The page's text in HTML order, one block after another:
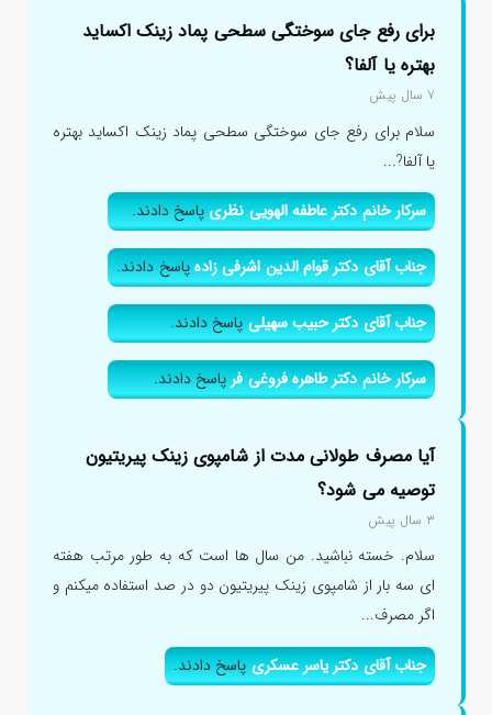
برای رفع جای سوختگی سطحی پماد زینک اکساید
بهتره یا آلفا؟
۷ سال پیش
سلام برای رفع جای سوختگی سطحی پماد زینک اکساید بهتره
یا آلفا?...
سرکار خانم دکتر عاطفه الهویی نظریپاسخ دادند.
جناب آقای دکتر قوام الدین اشرفی زادهپاسخ دادند.
جناب آقای دکتر حبیب سهیلیپاسخ دادند.
سرکار خانم دکتر طاهره فروغی فرپاسخ دادند.
آیا مصرف طولانی مدت از شامپوی زینک پیریتیون
توصیه می شود؟
۳ سال پیش
سلام. خسته نباشید. من سال ها است که به طور مرتب هفته
ای سه بار از شامپوی زینک پیریتیون دو در صد استفاده میکنم و
اگر مصرف...
جناب آقای دکتر یاسر عسکریپاسخ دادند.